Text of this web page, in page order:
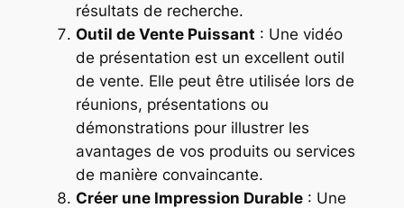
résultats de recherche.
Outil de Vente Puissant : Une vidéo
de présentation est un excellent outil
de vente. Elle peut être utilisée lors de
réunions, présentations ou
démonstrations pour illustrer les
avantages de vos produits ou services
de manière convaincante.
Créer une Impression Durable: Une